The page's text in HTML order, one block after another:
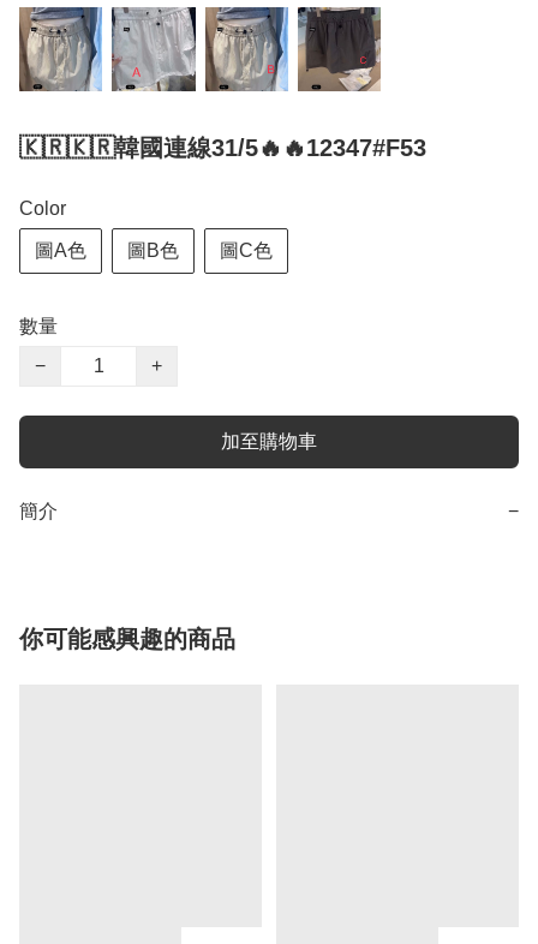
🇰🇷🇰🇷韓國連線31/5🔥🔥12347#F53
Color
圖A色 圖B色 圖C色
數量
−
+
加至購物車
簡介 −
你可能感興趣的商品